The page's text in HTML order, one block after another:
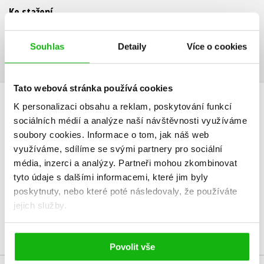
Souhlas Detaily Více o cookies
Tato webová stránka používá cookies
K personalizaci obsahu a reklam, poskytování funkcí
sociálních médií a analýze naší návštěvnosti využíváme
soubory cookies. Informace o tom, jak náš web
využíváme, sdílíme se svými partnery pro sociální
média, inzerci a analýzy. Partneři mohou zkombinovat
tyto údaje s dalšími informacemi, které jim byly
poskytnuty, nebo které poté následovaly, že používáte
jejich služby.
Povolit vše
Ke stažení
Ukázka.pdf
HODNOCENÍ ČTENÁŘŮ
V současné době nejsou vytvořena žádná uživatelská hodnocení.
Vaše hodnocení
Uživatelskou recenzi mohou vkládat pouze registrovaní uživatelé
Přihlásit